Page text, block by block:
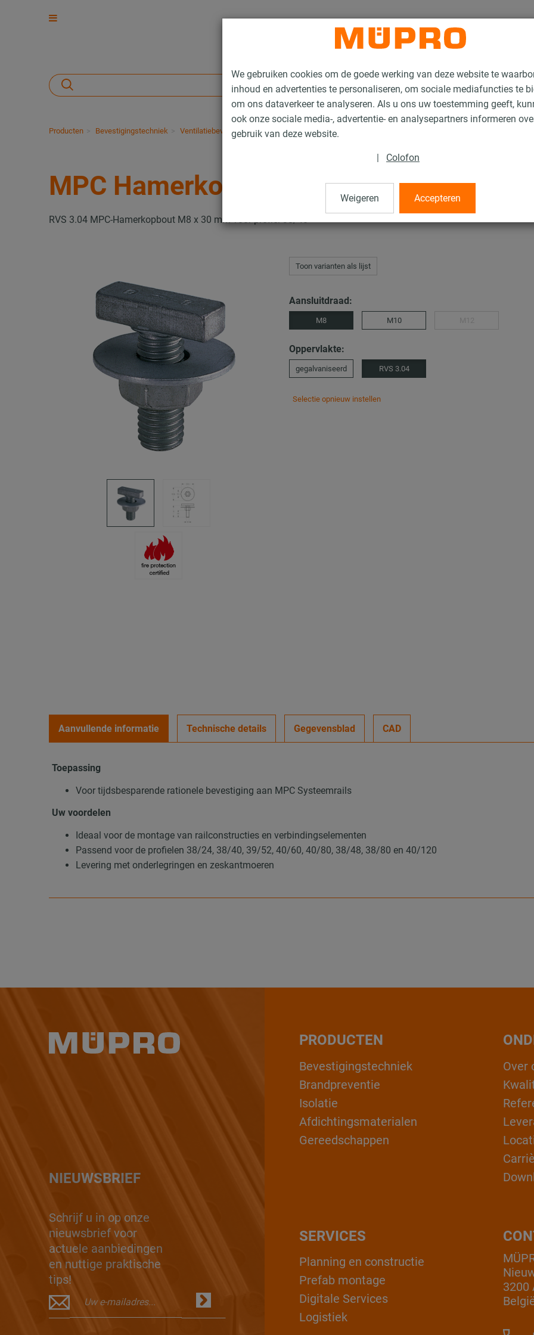
We gebruiken cookies om de goede werking van deze website te
inhoud en advertenties te personaliseren, om sociale mediafuncties te
om ons dataverkeer te analyseren. Als u ons uw toestemming geeft,
ook onze sociale media-, advertentie- en analysepartners informeren
gebruik van deze website.
| Colofon
Weigeren Accepteren
Producten Bevestigingstechniek Ventilatiebevestiging Installatierails voor luchtkanaalbevestiging
MPC Hamerkopbouten
RVS 3.04 MPC-Hamerkopbout M8 x 30 mm voor profiel 38/40
Toon varianten als lijst
Aansluitdraad:
M8 M10
Oppervlakte:
gegalvaniseerd RVS 3.04
Selectie opnieuw instellen
Aanvullende informatie Technische details Gegevensblad CAD
Toepassing
Voor tijdsbesparende rationele bevestiging aan MPC Systeemrails
Uw voordelen
Ideaal voor de montage van railconstructies en verbindingselementen
Passend voor de profielen 38/24, 38/40, 39/52, 40/60, 40/80, 38/48, 38/80 en 40/120
Levering met onderlegringen en zeskantmoeren
NIEUWSBRIEF
Schrijf u in op onze
nieuwsbrief voor
actuele aanbiedingen
en nuttige praktische
tips!
PRODUCTEN
Bevestigingstechniek
Brandpreventie
Isolatie
Afdichtingsmaterialen
Gereedschappen
Over
3200
SERVICES
Planning en constructie
Prefab montage
Digitale Services
Logistiek